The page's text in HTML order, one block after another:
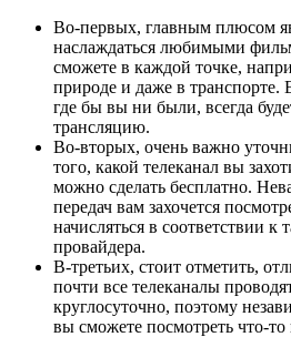
Во-первых, главным плюсом
наслаждаться любимыми
сможете в каждой точке,
природе и даже в транспорте.
где бы вы ни были, всегда
трансляцию.
Во-вторых, очень важно
того, какой телеканал вы
можно сделать бесплатно.
передач вам захочется
начисляться в соответствии к
провайдера.
В-третьих, стоит отметить,
почти все телеканалы
круглосуточно, поэтому
вы сможете посмотреть что-то